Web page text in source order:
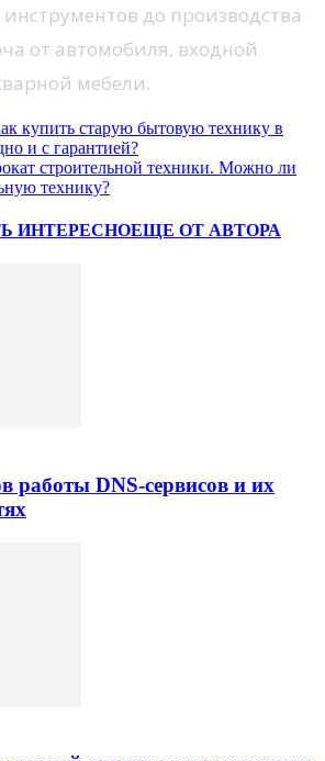
инструментов до производства
от автомобиля, входной
мебели.
купить старую бытовую технику в
и с гарантией?
строительной техники. Можно ли
технику?
ИНТЕРЕСНОЕЩЕ ОТ АВТОРА
работы DNS-сервисов и их